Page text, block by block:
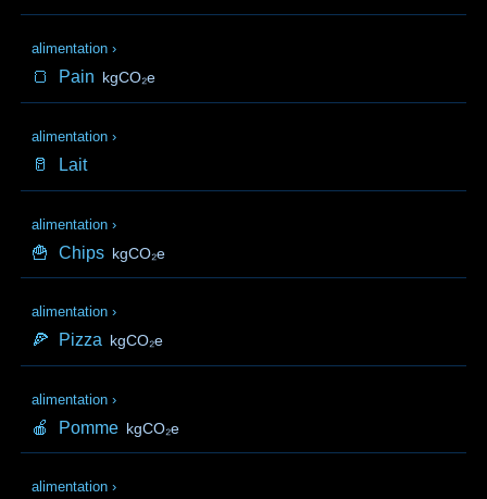
alimentation ›
🍞 Pain kgCO₂e
alimentation ›
🥛 Lait
alimentation ›
🍟 Chips kgCO₂e
alimentation ›
🍕 Pizza kgCO₂e
alimentation ›
🍎 Pomme kgCO₂e
alimentation ›